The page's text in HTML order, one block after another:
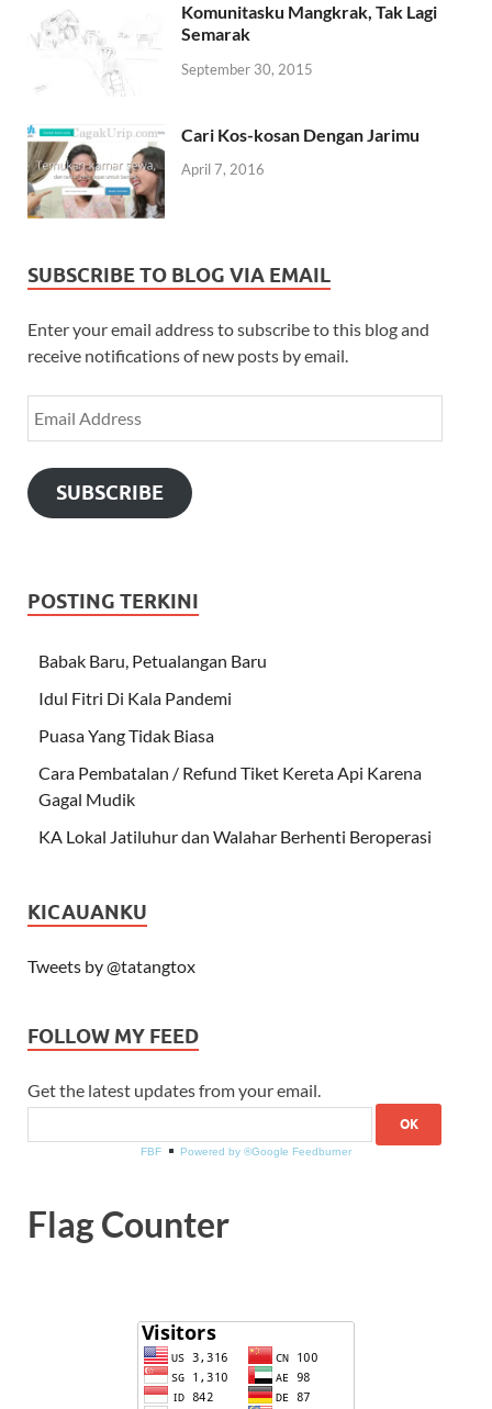
Komunitasku Mangkrak, Tak Lagi
Semarak
September 30, 2015
Cari Kos-kosan Dengan Jarimu
April 7, 2016
SUBSCRIBE TO BLOG VIA EMAIL
Enter your email address to subscribe to this blog and
receive notifications of new posts by email.
SUBSCRIBE
POSTING TERKINI
Babak Baru, Petualangan Baru
Idul Fitri Di Kala Pandemi
Puasa Yang Tidak Biasa
Cara Pembatalan / Refund Tiket Kereta Api Karena
Gagal Mudik
KA Lokal Jatiluhur dan Walahar Berhenti Beroperasi
KICAUANKU
Tweets by @tatangtox
FOLLOW MY FEED
Get the latest updates from your email.
FBF Powered by ®Google Feedburner
Flag Counter